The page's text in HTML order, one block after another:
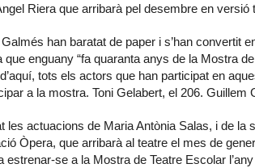
Riera que arribarà pel desembre en versió
han baratat de paper i s’han convertit
enguany “fa quaranta anys de la Mostra
tots els actors que han participat en
a la mostra. Toni Gelabert, el 206. Guillem
les actuacions de Maria Antònia Salas, i de la
Òpera, que arribarà al teatre el mes de
estrenar-se a la Mostra de Teatre Escolar